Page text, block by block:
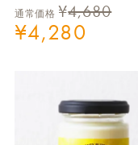
通常価格 ¥4,680
¥4,280